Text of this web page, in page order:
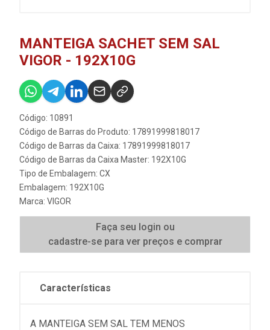
MANTEIGA SACHET SEM SAL
VIGOR - 192X10G
Código: 10891
Código de Barras do Produto: 17891999818017
Código de Barras da Caixa: 17891999818017
Código de Barras da Caixa Master: 192X10G
Tipo de Embalagem: CX
Embalagem: 192X10G
Marca: VIGOR
Faça seu login ou
cadastre-se para ver preços e comprar
Características
A MANTEIGA SEM SAL TEM MENOS